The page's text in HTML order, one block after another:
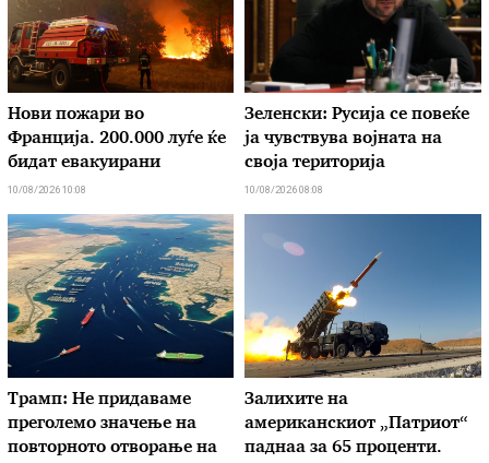
Нови пожари во
Франција. 200.000 луѓе ќе
бидат евакуирани
10/08/2026 10:08
Зеленски: Русија се повеќе
ја чувствува војната на
своја територија
10/08/2026 08:08
Трамп: Не придаваме
преголемо значење на
повторното отворање на
Залихите на
американскиот „Патриот“
паднаа за 65 проценти.